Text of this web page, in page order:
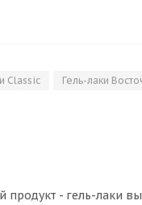
Classic Гель-лаки
- гель-лаки